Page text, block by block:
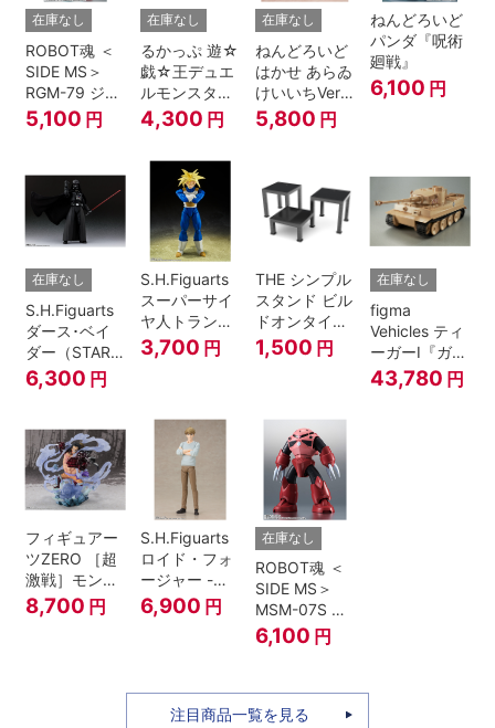
在庫なし
ROBOT魂 ＜
SIDE MS＞
RGM-79 ジム
ver.
A.N.I.M.E.
5,100 円
在庫なし
るかっぷ 遊☆
戯☆王デュエ
ルモンスター
ズ ブラック・
マジシャン・
4,300 円
在庫なし
ねんどろいど
はかせ あらゐ
けいいちVer.
『日常』
5,800 円
ねんどろいど
パンダ『呪術
廻戦』
6,100 円
在庫なし
S.H.Figuarts
ダース･ベイ
ダー（STAR
WARS: Return
of the Jedi）
6,300 円
S.H.Figuarts
スーパーサイ
ヤ人トランク
ス-その身に秘
めしスーパー
Z』
3,700 円
THE シンプル
スタンド ビル
ドオンタイプ
(ブラック)
1,500 円
在庫なし
figma
Vehicles ティ
ーガーI『ガー
ルズ&パンツ
ァー』
43,780 円
フィギュアー
ツZERO ［超
激戦］モンキ
ー・D・ルフ
ィ -ギア4 三
8,700 円
S.H.Figuarts
ロイド・フォ
ージャー -フ
ォージャー家
のちち-
『SPY×FAMILY』
6,900 円
在庫なし
ROBOT魂 ＜
SIDE MS＞
MSM-07S シ
ャア専用ズゴ
ック ver.
6,100 円
注目商品一覧を見る